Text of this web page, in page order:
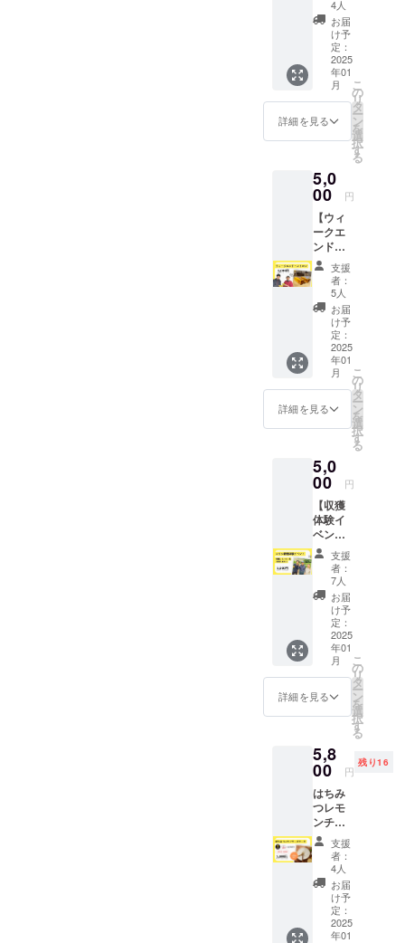
方法：
ゆうパ
ケット
便にて
発送し
ます。
波乗り
レモン
の爽や
の上品
な甘さ
が織り
なす、
牧之原
市なら
ではの
特別な
味わい
をぜひ
お楽し
みくだ
さい！
す。 注
意事項
はちみ
つを使
用して
いるた
め、1歳
未満の
乳児に
い。 食
品表示
は商品
ラベル
をご確
認くだ
さい。
お届け
方法：
ゆうパ
ケット
便にて
発送し
ます。
波乗り
レモン
の爽や
の上品
な甘さ
が織り
なす、
牧之原
市なら
ではの
特別な
味わい
をぜひ
お楽し
みくだ
さい！
類 アレ
ルギー
表示
卵、乳
成分、
小麦、
アーモ
ンドを
含みま
す。 ※
場で
は、く
るみ、
大豆を
含む製
品も製
造して
いま
す。 注
意事項
はちみ
つを使
用して
いるた
め、1歳
未満の
乳児に
い。 食
品表示
は商品
ラベル
をご確
認くだ
さい。
お届け
方法：
ゆうパ
ケット
便にて
発送し
ます。
波乗り
レモン
の爽や
の上品
な甘さ
なす、
牧之原
市なら
ではの
特別な
味わい
をぜひ
お楽し
みくだ
さい！
ター、
国産は
ちみ
つ、レ
モン果
汁、レ
モン
皮、塩/
加工澱
粉、ト
ロー
ス、
ベーキ
ングパ
ウ
ダー、
乳化
剤、増
粘多糖
類 アレ
ルギー
表示
卵、乳
成分、
小麦、
アーモ
ンドを
含みま
す。 ※
場で
は、く
るみ、
大豆を
含む製
品も製
造して
いま
す。 注
意事項
はちみ
つを使
用して
いるた
め、1歳
未満の
乳児に
い。 食
品表示
は商品
ラベル
をご確
認くだ
さい。
お届け
方法：
ゆうパ
ケット
便にて
発送し
【開催
場所】
静岡県
牧之原
市内の
農家さ
んが保
畑 【開
催日
時】3月
月頃（3
月上旬
頃調
整、
メール
にてご
連絡い
たしま
す。）
【当日
のスケ
ジュー
ル予
定】 午
前もし
後2～3
時間
験を
行って
いただ
きま
す。
種：
ユーレ
カレモ
ン、リ
スボン
レモ
ン、マ
イヤー
レモ
地： 牧
之原市
100%
◯消費
期限 青
果です
ので、
到着後
できる
だけ早
くお召
し上が
りくだ
さい。
◯保存
冷蔵庫
または
してく
ださ
い。 ◯
お届け
につい
て 11月
～2月
頃、順
次発送
※送料込
みのお
値段で
す。
（ティ
ーバッ
グ） ◯
内容量
3パック
（1パッ
ク：
ティー
大きさ
200×12
0×50㎜
程度 ○
原材料
茶、レ
モン
（静岡
県産）
○アレル
ギー表
示につ
いて
茶、レ
モン ○
賞味期
限 外装
いて 1
月～2月
にお届
け予定
です。
原材料
及び添
加物等
の食品
表示は
お届け
商品の
ラベル
に表記
されま
品開封
前には
リター
ンに貼
付され
たラベ
ルや注
意書き
をご確
認くだ
さい。
トーレ
ン 社会
福祉法
人ここ
ろ りな
むさん
とのコ
ラボ商
品★ ド
イツ・
デン発
祥の伝
統菓子
「シュ
トーレ
ン」
が、波
乗りレ
モンの
爽やか
な香り
をま
とって
登場し
まし
た！ク
リスマ
このお
菓子
は、小
麦粉や
バター
にたっ
ぷりの
ナッツ
とフ
ルーツ
を練り
込み、
時間を
かけて
じっく
り焼き
上げて
牧之原
市産ブ
レモン
「波乗
りレモ
ン」を
使用
し、特
別感あ
ふれる
一品に
仕上げ
4人
お届
け予
定：
2025
年01
月
詳細を見る
こ
の
リ
タ
ー
ン
を
選
択
す
る
5,0
00 円
【ウィ
ークエ
ンド・
シトロ
ン（金
の延べ
棒）】
波乗り
レモン
初のコ
ラボ商
品で
す。 と
こ十和
さんに
ご協力
き、波
乗りレ
モンを
使った
ウィー
クエン
ド・シ
トロン1
本をお
届けし
ます！
レモン
の爽や
かな香
りとバ
ターの
やさし
ンド
ケーキ
です。
◯名称
焼き菓
子 ◯内
容量 １
きさ
140×60
×55㎜
(予定) ○
原材料
支援
者：
5人
お届
け予
定：
2025
年01
月
詳細を見る
こ
の
リ
タ
ー
ン
を
選
択
す
る
5,0
00 円
【収獲
体験イ
ベン
ト
（１kg
レモン
お持ち
り）】
レモン
収穫体
験イベ
ントで
す！実
際に牧
之原で
レモン
を育て
ている
農家さ
んの畑
に行っ
て、レ
モンの
収穫を
してみ
ません
か？ 実
施日は
12月か
支援
者：
7人
お届
け予
定：
2025
年01
月
詳細を見る
こ
の
リ
タ
ー
ン
を
選
択
す
る
5,8
00 円
残り16
はちみ
つレモ
ンチー
ズケー
キ
【注】1
月13日
(月)発送
分（消
費期
限：1月
支援
者：
4人
お届
け予
定：
2025
年01